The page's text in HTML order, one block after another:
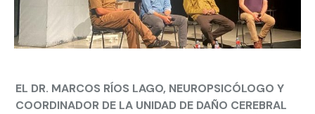
EL DR. MARCOS RÍOS LAGO, NEUROPSICÓLOGO Y
COORDINADOR DE LA UNIDAD DE DAÑO CEREBRAL